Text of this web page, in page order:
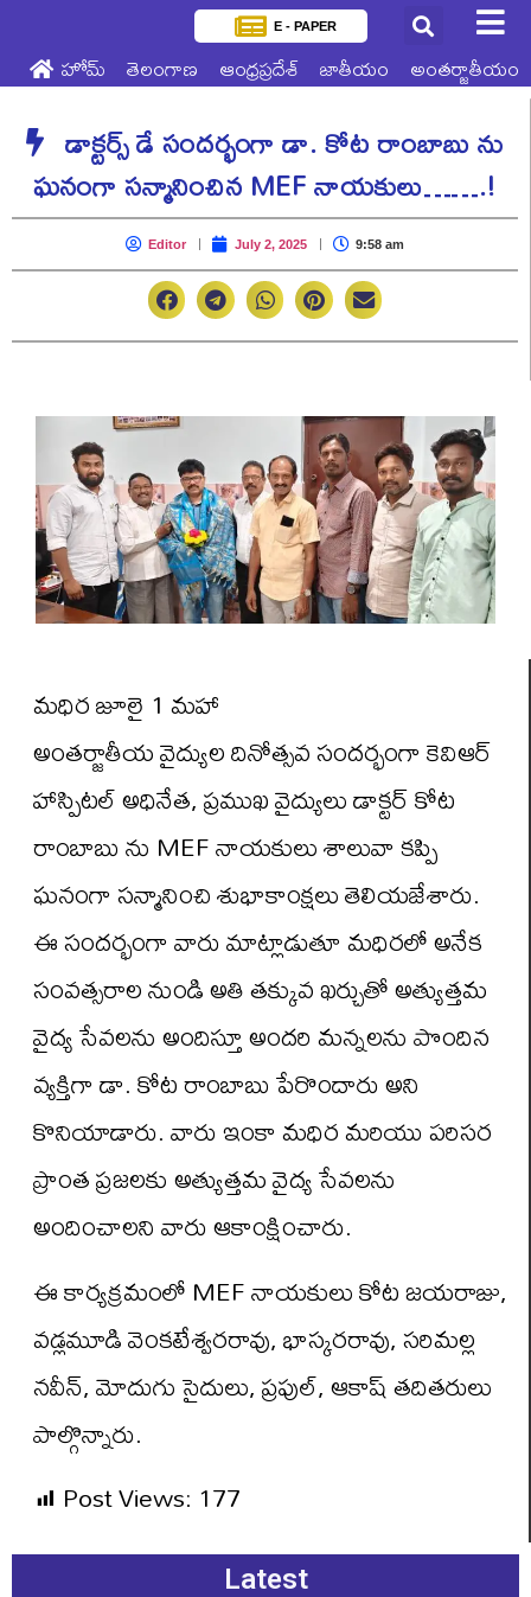
E - PAPER
హోమ్ తెలంగాణ ఆంధ్రప్రదేశ్ జాతీయం అంతర్జాతీయం
డాక్టర్స్ డే సందర్భంగా డా. కోట రాంబాబు ను
ఘనంగా సన్మానించిన MEF నాయకులు…….!
Editor July 2, 2025 9:58 am
మధిర జూలై 1 మహా
అంతర్జాతీయ వైద్యుల దినోత్సవ సందర్భంగా కెవిఆర్
హాస్పిటల్ అధినేత, ప్రముఖ వైద్యులు డాక్టర్ కోట
రాంబాబు ను MEF నాయకులు శాలువా కప్పి
ఘనంగా సన్మానించి శుభాకాంక్షలు తెలియజేశారు.
ఈ సందర్భంగా వారు మాట్లాడుతూ మధిరలో అనేక
సంవత్సరాల నుండి అతి తక్కువ ఖర్చుతో అత్యుత్తమ
వైద్య సేవలను అందిస్తూ అందరి మన్నలను పొందిన
వ్యక్తిగా డా. కోట రాంబాబు పేరొందారు అని
కొనియాడారు. వారు ఇంకా మధిర మరియు పరిసర
ప్రాంత ప్రజలకు అత్యుత్తమ వైద్య సేవలను
అందించాలని వారు ఆకాంక్షించారు.
ఈ కార్యక్రమంలో MEF నాయకులు కోట జయరాజు,
వడ్లమూడి వెంకటేశ్వరరావు, భాస్కరరావు, సరిమల్ల
నవీన్, మోదుగు సైదులు, ప్రపుల్, ఆకాష్ తదితరులు
పాల్గొన్నారు.
Post Views: 177
Latest